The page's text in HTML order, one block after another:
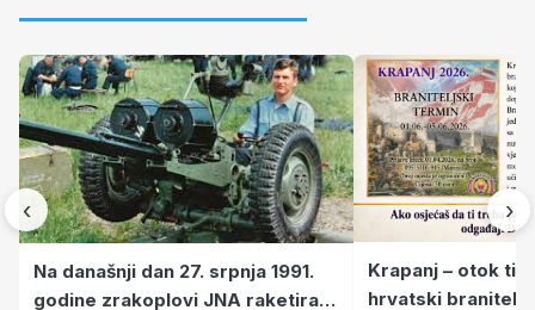
‹
Na današnji dan 27. srpnja 1991.
godine zrakoplovi JNA raketirali
Krapanj – otok
hrvatski branitelji
›